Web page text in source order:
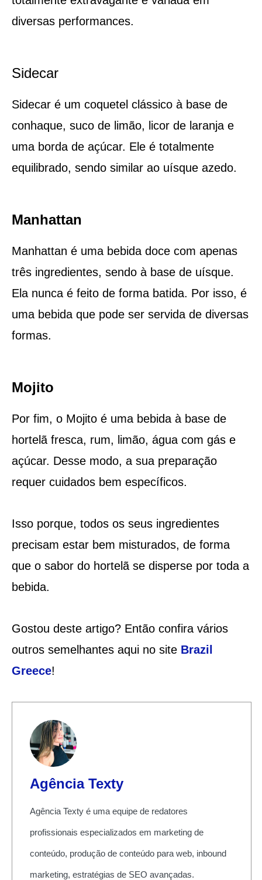
diversas performances.
Sidecar
Sidecar é um coquetel clássico à base de
conhaque, suco de limão, licor de laranja e
uma borda de açúcar. Ele é totalmente
equilibrado, sendo similar ao uísque azedo.
Manhattan
Manhattan é uma bebida doce com apenas
três ingredientes, sendo à base de uísque.
Ela nunca é feito de forma batida. Por isso, é
uma bebida que pode ser servida de diversas
formas.
Mojito
Por fim, o Mojito é uma bebida à base de
hortelã fresca, rum, limão, água com gás e
açúcar. Desse modo, a sua preparação
requer cuidados bem específicos.
Isso porque, todos os seus ingredientes
precisam estar bem misturados, de forma
que o sabor do hortelã se disperse por toda a
bebida.
Gostou deste artigo? Então confira vários
outros semelhantes aqui no site Brazil
Greece!
Agência Texty
Agência Texty é uma equipe de redatores
profissionais especializados em marketing de
conteúdo, produção de conteúdo para web, inbound
marketing, estratégias de SEO avançadas.